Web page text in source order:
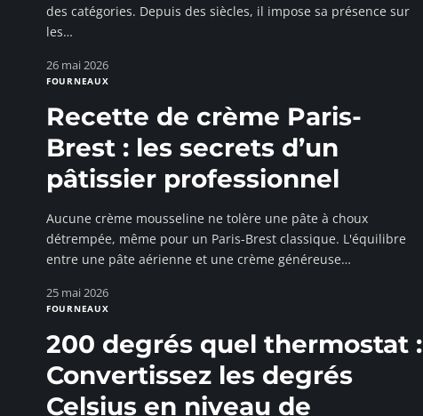
des catégories. Depuis des siècles, il impose sa présence sur
les…
26 mai 2026
FOURNEAUX
Recette de crème Paris-
Brest : les secrets d’un
pâtissier professionnel
Aucune crème mousseline ne tolère une pâte à choux
détrempée, même pour un Paris-Brest classique. L'équilibre
entre une pâte aérienne et une crème généreuse…
25 mai 2026
FOURNEAUX
200 degrés quel thermostat :
Convertissez les degrés
Celsius en niveau de